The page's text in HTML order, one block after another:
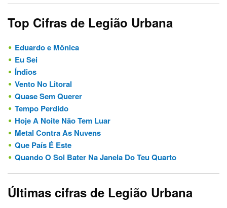
Top Cifras de Legião Urbana
Eduardo e Mônica
Eu Sei
Índios
Vento No Litoral
Quase Sem Querer
Tempo Perdido
Hoje A Noite Não Tem Luar
Metal Contra As Nuvens
Que País É Este
Quando O Sol Bater Na Janela Do Teu Quarto
Últimas cifras de Legião Urbana